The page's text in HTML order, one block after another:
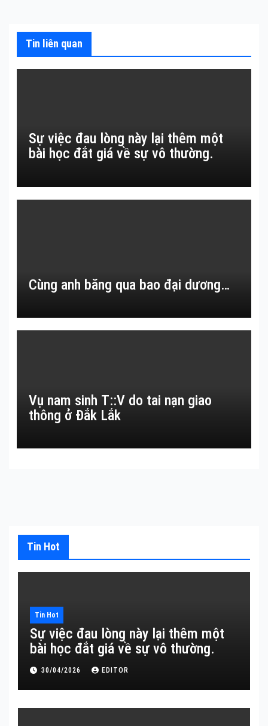
Tin liên quan
Sự việc đau lòng này lại thêm một
bài học đắt giá về sự vô thường.
Cùng anh băng qua bao đại dương…
Vụ nam sinh T::V do tai nạn giao
thông ở Đắk Lắk
Tin Hot
Tin Hot
Sự việc đau lòng này lại thêm một
bài học đắt giá về sự vô thường.
30/04/2026 EDITOR